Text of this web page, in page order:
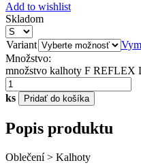
Add to wishlist
Skladom
Variant
Množstvo:
množstvo kalhoty F REFLEX
ks Pridať do košíka
Popis produktu
Oblečení > Kalhoty